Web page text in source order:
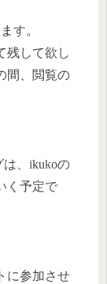
す。
残して欲し
間、閲覧の
は、ikukoの
く予定で
に参加させ